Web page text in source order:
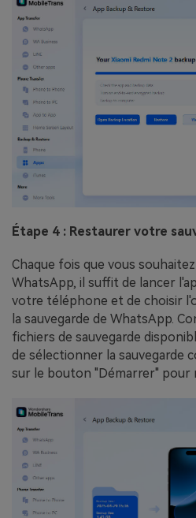
Étape 4 : Restaurer votre
Chaque fois que vous
WhatsApp, il suffit de lancer
votre téléphone et de choisir
la sauvegarde de WhatsApp.
fichiers de sauvegarde
de sélectionner la sauvegarde
sur le bouton "Démarrer" pour